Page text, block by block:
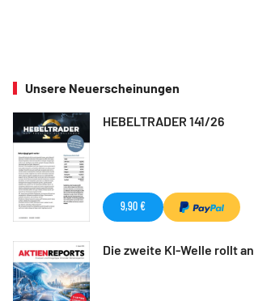
Unsere Neuerscheinungen
HEBELTRADER 141/26
9,90 €
Die zweite KI-Welle rollt an